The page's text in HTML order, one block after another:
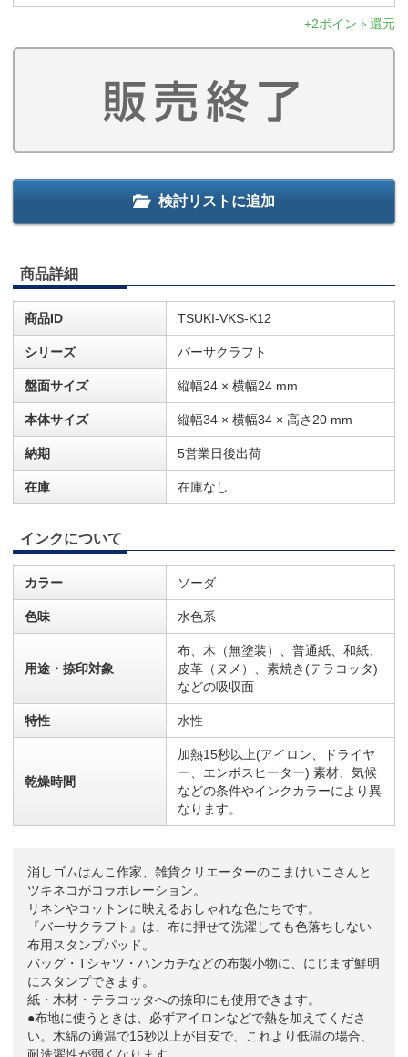
+2ポイント還元
検討リストに追加
商品詳細
商品ID TSUKI-VKS-K12
シリーズ バーサクラフト
盤面サイズ 縦幅24 × 横幅24 mm
本体サイズ 縦幅34 × 横幅34 × 高さ20 mm
納期 5営業日後出荷
在庫 在庫なし
インクについて
カラー ソーダ
色味 水色系
用途・捺印対象
布、木（無塗装）、普通紙、和紙、
皮革（ヌメ）、素焼き(テラコッタ)
などの吸収面
特性 水性
乾燥時間
加熱15秒以上(アイロン、ドライヤ
ー、エンボスヒーター) 素材、気候
などの条件やインクカラーにより異
なります。
消しゴムはんこ作家、雑貨クリエーターのこまけいこさんと
ツキネコがコラボレーション。
リネンやコットンに映えるおしゃれな色たちです。
『バーサクラフト』は、布に押せて洗濯しても色落ちしない
布用スタンプパッド。
バッグ・Tシャツ・ハンカチなどの布製小物に、にじまず鮮明
にスタンプできます。
紙・木材・テラコッタへの捺印にも使用できます。
●布地に使うときは、必ずアイロンなどで熱を加えてくださ
い。木綿の適温で15秒以上が目安で、これより低温の場合、
耐洗濯性が弱くなります。